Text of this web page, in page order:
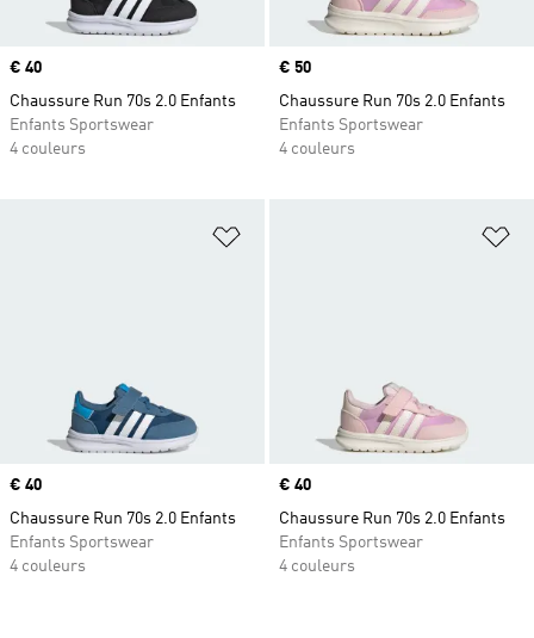
Prix
€ 40
Chaussure Run 70s 2.0 Enfants
Enfants Sportswear
4 couleurs
Prix
€ 50
Chaussure Run 70s 2.0 Enfants
Enfants Sportswear
4 couleurs
Ajouter à la Liste de produits
Prix
€ 40
Chaussure Run 70s 2.0 Enfants
Enfants Sportswear
4 couleurs
Prix
€ 40
Chaussure Run 70s 2.0 Enfants
Enfants Sportswear
4 couleurs